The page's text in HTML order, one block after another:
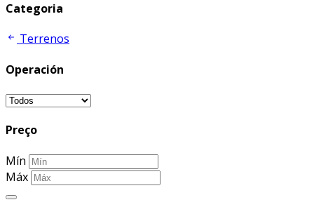
Categoria
Terrenos
Operación
Preço
Mín
Máx